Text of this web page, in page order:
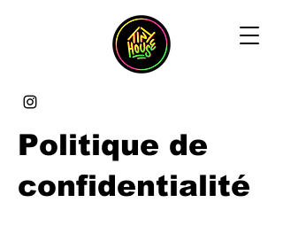
Politique de
confidentialité